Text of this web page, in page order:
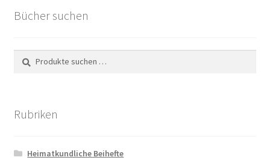
Bücher suchen
Suchen
nach:
Suchen
Rubriken
Heimatkundliche Beihefte